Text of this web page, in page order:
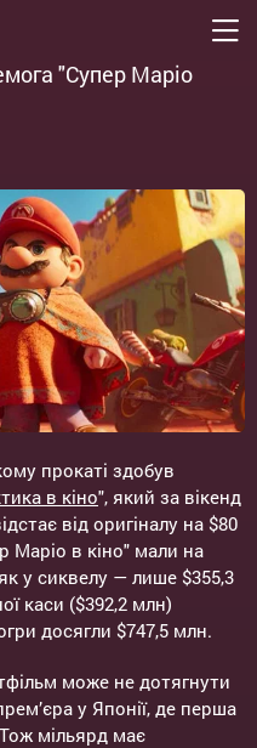
"Супер Маріо
прокаті здобув
в кіно", який за вікенд
від оригіналу на $80
Маріо в кіно" мали на
у сиквелу — лише $355,3
каси ($392,2 млн)
досягли $747,5 млн.
може не дотягнути
у Японії, де перша
мільярд має